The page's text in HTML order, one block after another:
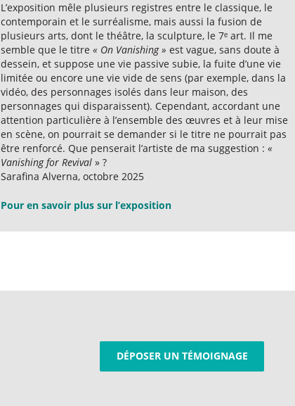
L’exposition mêle plusieurs registres entre le classique, le
contemporain et le surréalisme, mais aussi la fusion de
plusieurs arts, dont le théâtre, la sculpture, le 7ᵉ art. Il me
semble que le titre « On Vanishing » est vague, sans doute à
dessein, et suppose une vie passive subie, la fuite d’une vie
limitée ou encore une vie vide de sens (par exemple, dans la
vidéo, des personnages isolés dans leur maison, des
personnages qui disparaissent). Cependant, accordant une
attention particulière à l’ensemble des œuvres et à leur mise
en scène, on pourrait se demander si le titre ne pourrait pas
être renforcé. Que penserait l’artiste de ma suggestion : «
Vanishing for Revival » ?
Sarafina Alverna, octobre 2025
Pour en savoir plus sur l’exposition
DÉPOSER UN TÉMOIGNAGE